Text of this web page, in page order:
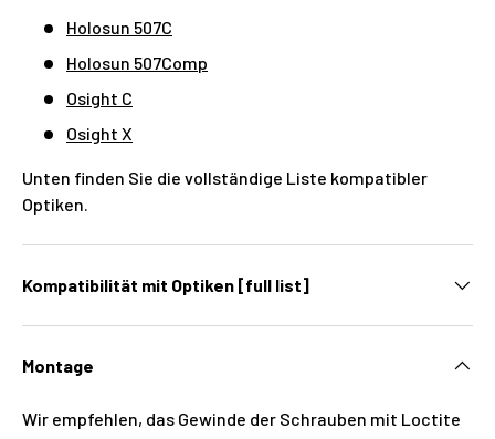
Holosun 507C
Holosun 507Comp
Osight C
Osight X
Unten finden Sie die vollständige Liste kompatibler
Optiken.
Kompatibilität mit Optiken [full list]
Montage
Wir empfehlen, das Gewinde der Schrauben mit Loctite